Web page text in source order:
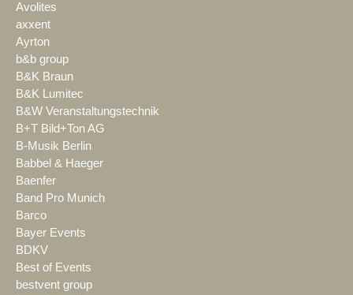
Avolites
axxent
Ayrton
b&b group
B&K Braun
B&K Lumitec
B&W Veranstaltungstechnik
B+T Bild+Ton AG
B-Musik Berlin
Babbel & Haeger
Baenfer
Band Pro Munich
Barco
Bayer Events
BDKV
Best of Events
bestvent group